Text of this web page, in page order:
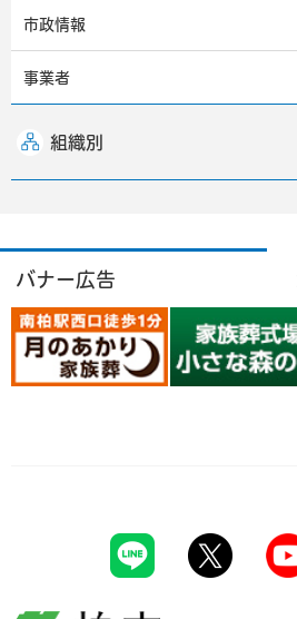
市政情報
事業者
組織別
バナー広告